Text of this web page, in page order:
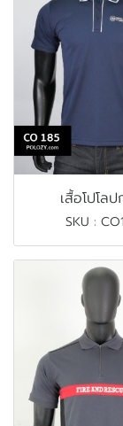
เสื้อโปโล
SKU :